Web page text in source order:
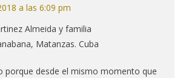
a las 6:09 pm
Almeida y familia
Matanzas. Cuba
porque desde el mismo momento que